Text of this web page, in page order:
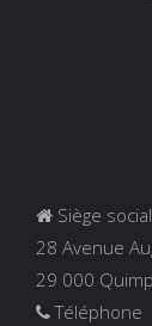
Siège
28 Avenue
29 000
Téléphone